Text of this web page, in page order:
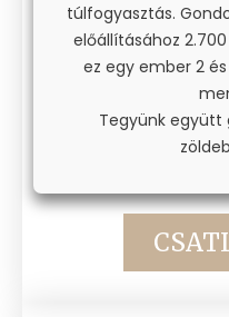
túlfogyasztás.
előállításához
ez egy ember 2
Tegyünk együtt